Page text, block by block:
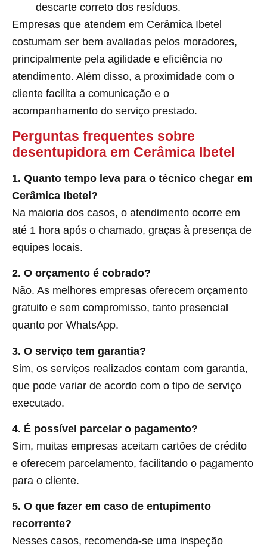
descarte correto dos resíduos.
Empresas que atendem em Cerâmica Ibetel
costumam ser bem avaliadas pelos moradores,
principalmente pela agilidade e eficiência no
atendimento. Além disso, a proximidade com o
cliente facilita a comunicação e o
acompanhamento do serviço prestado.
Perguntas frequentes sobre
desentupidora em Cerâmica Ibetel
1. Quanto tempo leva para o técnico chegar em
Cerâmica Ibetel?
Na maioria dos casos, o atendimento ocorre em
até 1 hora após o chamado, graças à presença de
equipes locais.
2. O orçamento é cobrado?
Não. As melhores empresas oferecem orçamento
gratuito e sem compromisso, tanto presencial
quanto por WhatsApp.
3. O serviço tem garantia?
Sim, os serviços realizados contam com garantia,
que pode variar de acordo com o tipo de serviço
executado.
4. É possível parcelar o pagamento?
Sim, muitas empresas aceitam cartões de crédito
e oferecem parcelamento, facilitando o pagamento
para o cliente.
5. O que fazer em caso de entupimento
recorrente?
Nesses casos, recomenda-se uma inspeção